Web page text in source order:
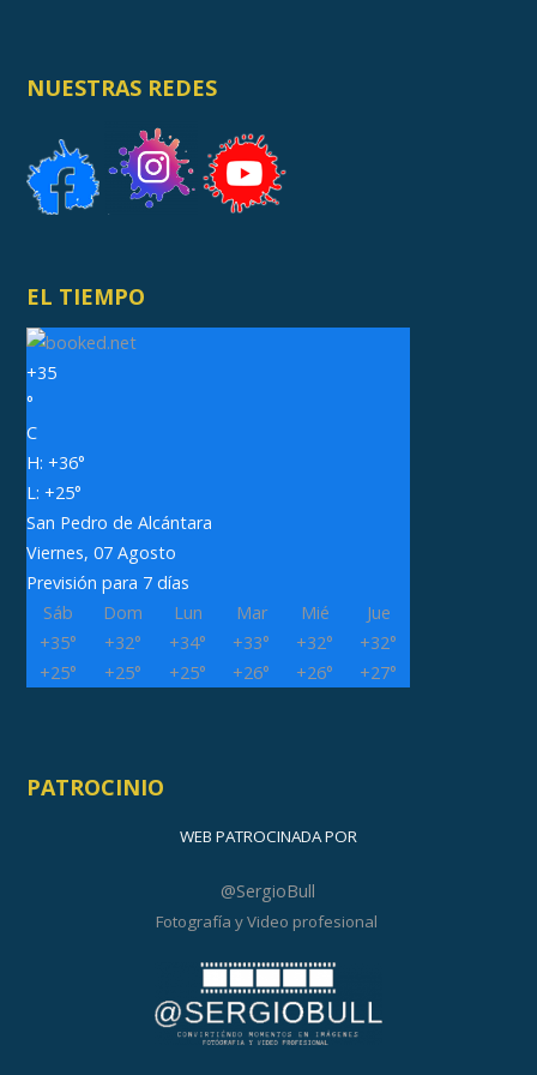
NUESTRAS REDES
EL TIEMPO
+35
°
C
H: +36°
L: +25°
San Pedro de Alcántara
Viernes, 07 Agosto
Previsión para 7 días
Sáb
Dom Lun Mar Mié
Jue
+35° +32° +34° +33° +32° +32°
+25° +25° +25° +26° +26° +27°
PATROCINIO
WEB PATROCINADA POR
@SergioBull
Fotografía y Video profesional